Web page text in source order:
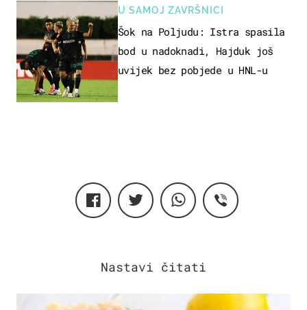
U SAMOJ ZAVRŠNICI
Šok na Poljudu: Istra spasila
bod u nadoknadi, Hajduk još
uvijek bez pobjede u HNL-u